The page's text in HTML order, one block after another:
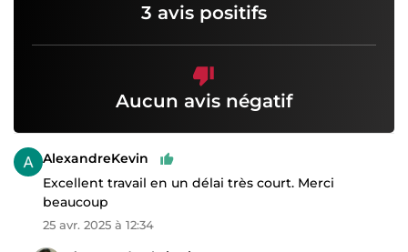
3 avis positifs
Aucun avis négatif
AlexandreKevin
Excellent travail en un délai très court. Merci
beaucoup
25 avr. 2025 à 12:34